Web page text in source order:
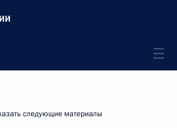
следующие материалы